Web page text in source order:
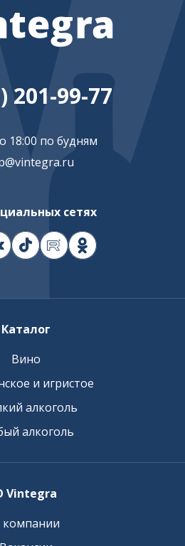
201-99-77
18:00 по будням
сетях
Каталог
Вино
и игристое
алкоголь
алкоголь
Vintegra